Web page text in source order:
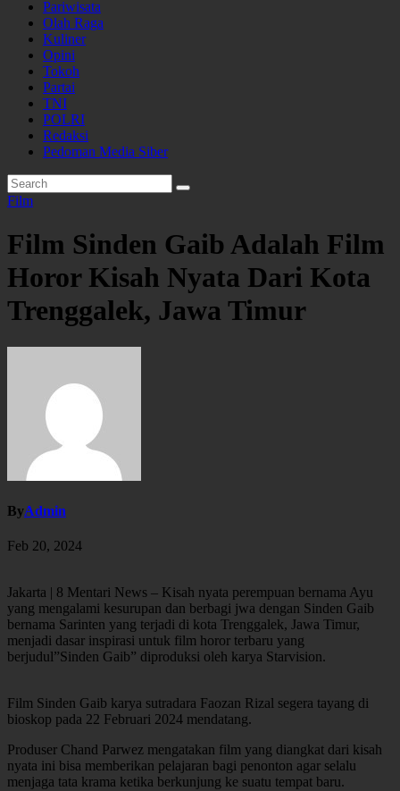
Pariwisata
Olah Raga
Kuliner
Opini
Tokoh
Partai
TNI
POLRI
Redaksi
Pedoman Media Siber
Film
Film Sinden Gaib Adalah Film
Horor Kisah Nyata Dari Kota
Trenggalek, Jawa Timur
ByAdmin
Feb 20, 2024
Jakarta | 8 Mentari News – Kisah nyata perempuan bernama Ayu
yang mengalami kesurupan dan berbagi jwa dengan Sinden Gaib
bernama Sarinten yang terjadi di kota Trenggalek, Jawa Timur,
menjadi dasar inspirasi untuk film horor terbaru yang
berjudul”Sinden Gaib” diproduksi oleh karya Starvision.
Film Sinden Gaib karya sutradara Faozan Rizal segera tayang di
bioskop pada 22 Februari 2024 mendatang.
Produser Chand Parwez mengatakan film yang diangkat dari kisah
nyata ini bisa memberikan pelajaran bagi penonton agar selalu
menjaga tata krama ketika berkunjung ke suatu tempat baru.